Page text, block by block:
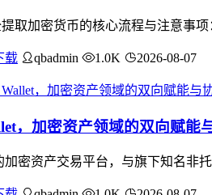
提取加密货币的核心流程与注意事
载 qbadmin 1.0K 2026-08-07
，加密资产领域的双向赋能
密资产交易平台，与旗下知名非